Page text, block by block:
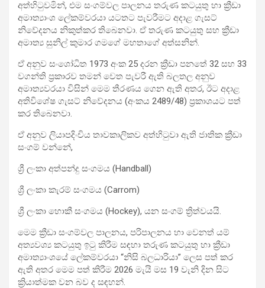
අත්හිටුවමින්, එම සංගම්වල පාලනය තරුණ කටයුතු හා ක්‍රීඩා
අමාත්‍යාංශ ලේකම්වරයා යටතට පැවරීමට අදාළ ගැසට්
නිවේදනය නිකුත්කර තිබෙනවා. ඒ තරුණ කටයුතු සහ ක්‍රීඩා
අමාත්‍ය සුනිල් කුමාර ගමගේ මහතාගේ අත්සනින්.
ඒ අනුව සංශෝධිත 1973 අංක 25 දරන ක්‍රීඩා පනතේ 32 සහ 33
වගන්ති ප්‍රකාරව තමන් වෙත පැවරී ඇති බලතල අනුව
අමාත්‍යවරයා විසින් මෙම තීරණය ගෙන ඇති අතර, ඊට අදාළ
අතිවිශේෂ ගැසට් නිවේදනය (අංකය 2489/48) ප්‍රකාශයට පත්
කර තිබෙනවා.
ඒ අනුව ලියාපදිංචිය තාවකාලිකව අත්හිටුවා ඇති ජාතික ක්‍රීඩා
සංගම් වන්නේ,
ශ්‍රී ලංකා අත්පන්දු සංගමය (Handball)
ශ්‍රී ලංකා කැරම් සංගමය (Carrom)
ශ්‍රී ලංකා හොකී සංගමය (Hockey), යන සංගම් ත්‍රිත්වයයි.
මෙම ක්‍රීඩා සංගම්වල පාලනය, පරිපාලනය හා වෙනත් යම්
අත්‍යවශ්‍ය කටයුතු ඉටු කිරීම සඳහා තරුණ කටයුතු හා ක්‍රීඩා
අමාත්‍යාංශයේ ලේකම්වරයා “නිසි බලධාරියා” ලෙස පත් කර
ඇති අතර මෙම පත් කිරීම 2026 මැයි මස 19 වැනි දින සිට
ක්‍රියාත්මක වන බව ද සඳහන්.